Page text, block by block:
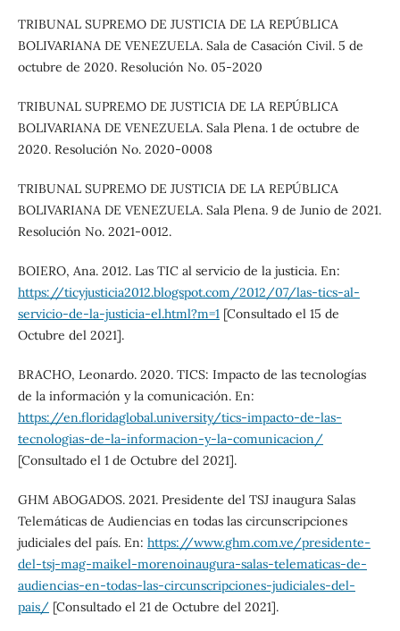
TRIBUNAL SUPREMO DE JUSTICIA DE LA REPÚBLICA
BOLIVARIANA DE VENEZUELA. Sala de Casación Civil. 5 de
octubre de 2020. Resolución No. 05-2020
TRIBUNAL SUPREMO DE JUSTICIA DE LA REPÚBLICA
BOLIVARIANA DE VENEZUELA. Sala Plena. 1 de octubre de
2020. Resolución No. 2020-0008
TRIBUNAL SUPREMO DE JUSTICIA DE LA REPÚBLICA
BOLIVARIANA DE VENEZUELA. Sala Plena. 9 de Junio de 2021.
Resolución No. 2021-0012.
BOIERO, Ana. 2012. Las TIC al servicio de la justicia. En:
https://ticyjusticia2012.blogspot.com/2012/07/las-tics-al-
servicio-de-la-justicia-el.html?m=1[Consultado el 15 de
Octubre del 2021].
BRACHO, Leonardo. 2020. TICS: Impacto de las tecnologías
de la información y la comunicación. En:
https://en.floridaglobal.university/tics-impacto-de-las-
tecnologias-de-la-informacion-y-la-comunicacion/
[Consultado el 1 de Octubre del 2021].
GHM ABOGADOS. 2021. Presidente del TSJ inaugura Salas
Telemáticas de Audiencias en todas las circunscripciones
judiciales del país. En: https://www.ghm.com.ve/presidente-
del-tsj-mag-maikel-morenoinaugura-salas-telematicas-de-
audiencias-en-todas-las-circunscripciones-judiciales-del-
pais/[Consultado el 21 de Octubre del 2021].